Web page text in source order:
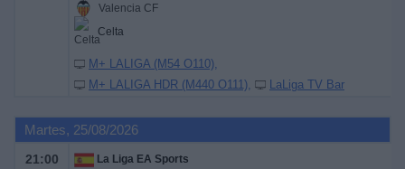
Valencia CF
Celta
M+ LALIGA (M54 O110)
M+ LALIGA HDR (M440 O111)
LaLiga TV Bar
Martes, 25/08/2026
21:00 La Liga EA Sports